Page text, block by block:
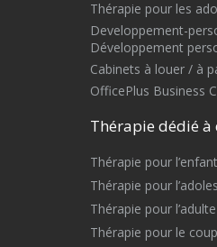
Thérapie pour les
Developpement-
Développement
Cabinets à louer / à
OfficePlus Business
Thérapie dédié à
Thérapie pour l’enfant
Thérapie pour
Thérapie pour l’adulte
Thérapie pour le